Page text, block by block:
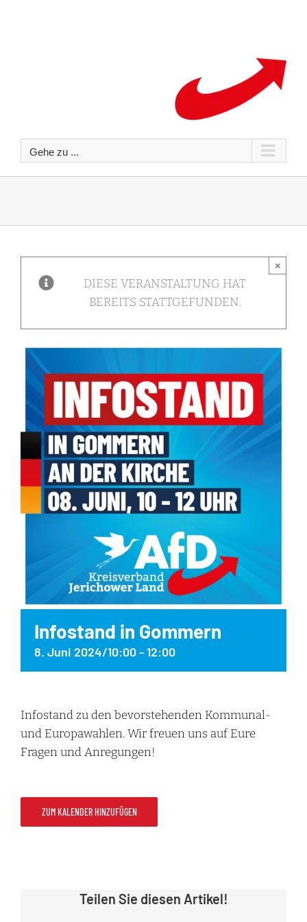
Gehe zu ...
DIESE VERANSTALTUNG HAT
BEREITS STATTGEFUNDEN.
×
Infostand in Gommern
8. Juni 2024/10:00-12:00
Infostand zu den bevorstehenden Kommunal-
und Europawahlen. Wir freuen uns auf Eure
Fragen und Anregungen!
ZUM KALENDER HINZUFÜGEN
Teilen Sie diesen Artikel!